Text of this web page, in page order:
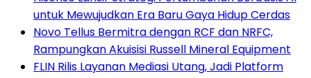
untuk Mewujudkan Era Baru Gaya Hidup Cerdas
Novo Tellus Bermitra dengan RCF dan NRFC,
Rampungkan Akuisisi Russell Mineral Equipment
FLIN Rilis Layanan Mediasi Utang, Jadi Platform